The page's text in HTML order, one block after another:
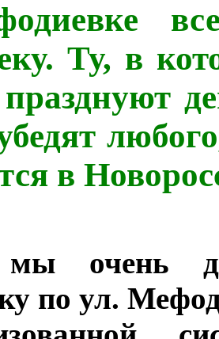
Ту, в
в
очень
по ул.